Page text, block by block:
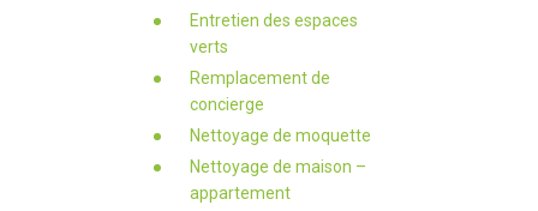
Entretien des espaces
verts
Remplacement de
concierge
Nettoyage de moquette
Nettoyage de maison –
appartement